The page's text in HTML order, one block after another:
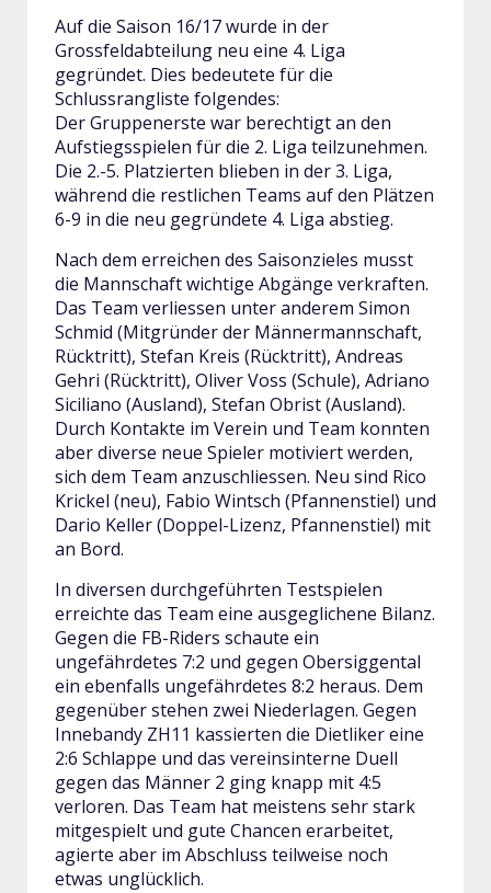
Auf die Saison 16/17 wurde in der
Grossfeldabteilung neu eine 4. Liga
gegründet. Dies bedeutete für die
Schlussrangliste folgendes:
Der Gruppenerste war berechtigt an den
Aufstiegsspielen für die 2. Liga teilzunehmen.
Die 2.-5. Platzierten blieben in der 3. Liga,
während die restlichen Teams auf den Plätzen
6-9 in die neu gegründete 4. Liga abstieg.
Nach dem erreichen des Saisonzieles musst
die Mannschaft wichtige Abgänge verkraften.
Das Team verliessen unter anderem Simon
Schmid (Mitgründer der Männermannschaft,
Rücktritt), Stefan Kreis (Rücktritt), Andreas
Gehri (Rücktritt), Oliver Voss (Schule), Adriano
Siciliano (Ausland), Stefan Obrist (Ausland).
Durch Kontakte im Verein und Team konnten
aber diverse neue Spieler motiviert werden,
sich dem Team anzuschliessen. Neu sind Rico
Krickel (neu), Fabio Wintsch (Pfannenstiel) und
Dario Keller (Doppel-Lizenz, Pfannenstiel) mit
an Bord.
In diversen durchgeführten Testspielen
erreichte das Team eine ausgeglichene Bilanz.
Gegen die FB-Riders schaute ein
ungefährdetes 7:2 und gegen Obersiggental
ein ebenfalls ungefährdetes 8:2 heraus. Dem
gegenüber stehen zwei Niederlagen. Gegen
Innebandy ZH11 kassierten die Dietliker eine
2:6 Schlappe und das vereinsinterne Duell
gegen das Männer 2 ging knapp mit 4:5
verloren. Das Team hat meistens sehr stark
mitgespielt und gute Chancen erarbeitet,
agierte aber im Abschluss teilweise noch
etwas unglücklich.